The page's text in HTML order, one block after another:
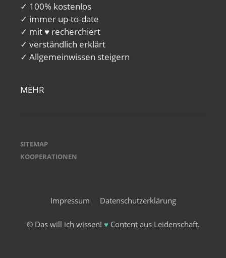
✓ 100% kostenlos
✓ immer up-to-date
✓ mit ♥ recherchiert
✓ verständlich erklärt
✓ Allgemeinwissen steigern
MEHR
SITEMAP
KOOPERATIONEN
Impressum Datenschutzerklärung
© Das will ich wissen! ♥ Content aus Leidenschaft.